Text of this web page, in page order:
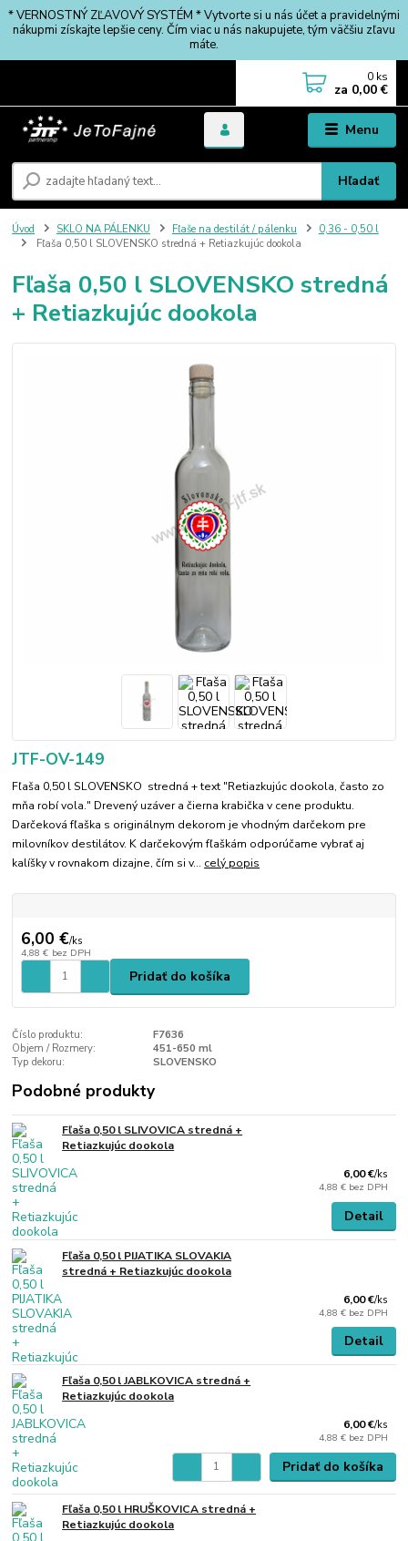
* VERNOSTNÝ ZĽAVOVÝ SYSTÉM * Vytvorte si u nás účet a pravidelnými
nákupmi získajte lepšie ceny. Čím viac u nás nakupujete, tým väčšiu zľavu
máte.
Menu
Hľadať
0 ks
za 0,00 €
Úvod SKLO NA PÁLENKU Fľaše na destilát / pálenku
0,36 - 0,50 l
Fľaša 0,50 l SLOVENSKO stredná + Retiazkujúc dookola
Fľaša 0,50 l SLOVENSKO stredná
+ Retiazkujúc dookola
JTF-OV-149
Fľaša 0,50 l SLOVENSKO stredná + text "Retiazkujúc dookola, často zo
mňa robí vola." Drevený uzáver a čierna krabička v cene produktu.
Darčeková fľaška s originálnym dekorom je vhodným darčekom pre
milovníkov destilátov. K darčekovým fľaškám odporúčame vybrať aj
kalíšky v rovnakom dizajne, čím si v... celý popis
6,00 €/ks
4,88 € bez DPH
Pridať do košíka
Číslo produktu:
F7636
Objem / Rozmery:
451-650 ml
Typ dekoru:
SLOVENSKO
Podobné produkty
Fľaša 0,50 l SLIVOVICA stredná +
Retiazkujúc dookola
6,00 €/ks
4,88 € bez DPH
Detail
Fľaša 0,50 l PIJATIKA SLOVAKIA
stredná + Retiazkujúc dookola
6,00 €/ks
4,88 € bez DPH
Detail
Fľaša 0,50 l JABLKOVICA stredná +
Retiazkujúc dookola
6,00 €/ks
4,88 € bez DPH
Pridať do košíka
Fľaša 0,50 l HRUŠKOVICA stredná +
Retiazkujúc dookola